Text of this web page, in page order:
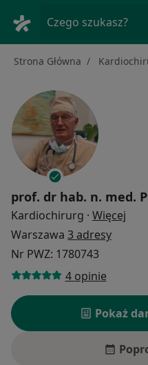
Czego szukasz?
Strona Główna
prof. dr hab. n. med.
Kardiochirurg · Więcej
Warszawa 3 adresy
Nr PWZ: 1780743
4 opinie
Pokaż